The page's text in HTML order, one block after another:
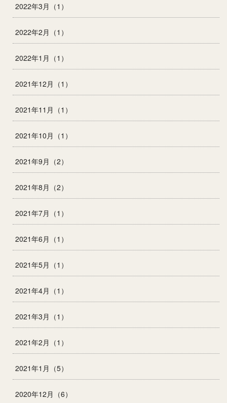
2022年3月（1）
2022年2月（1）
2022年1月（1）
2021年12月（1）
2021年11月（1）
2021年10月（1）
2021年9月（2）
2021年8月（2）
2021年7月（1）
2021年6月（1）
2021年5月（1）
2021年4月（1）
2021年3月（1）
2021年2月（1）
2021年1月（5）
2020年12月（6）